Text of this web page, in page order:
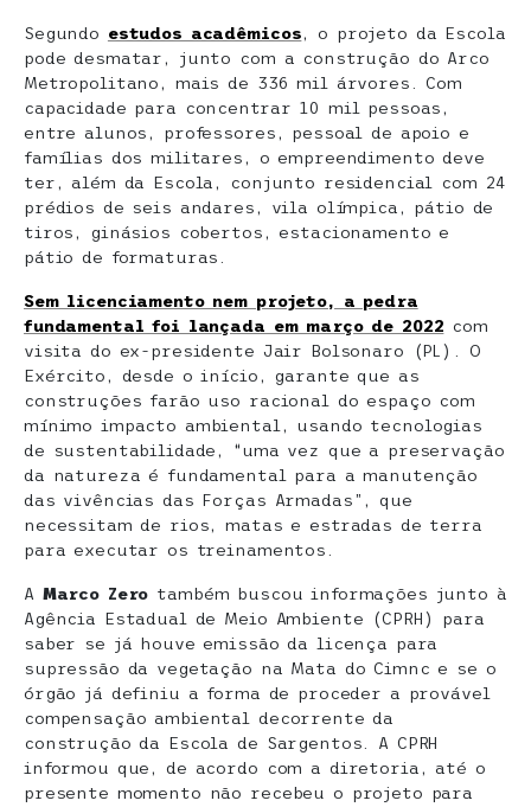
Segundo estudos acadêmicos, o projeto da Escola
pode desmatar, junto com a construção do Arco
Metropolitano, mais de 336 mil árvores. Com
capacidade para concentrar 10 mil pessoas,
entre alunos, professores, pessoal de apoio e
famílias dos militares, o empreendimento deve
ter, além da Escola, conjunto residencial com 24
prédios de seis andares, vila olímpica, pátio de
tiros, ginásios cobertos, estacionamento e
pátio de formaturas.
Sem licenciamento nem projeto, a pedra
fundamental foi lançada em março de 2022 com
visita do ex-presidente Jair Bolsonaro (PL). O
Exército, desde o início, garante que as
construções farão uso racional do espaço com
mínimo impacto ambiental, usando tecnologias
de sustentabilidade, “uma vez que a preservação
da natureza é fundamental para a manutenção
das vivências das Forças Armadas”, que
necessitam de rios, matas e estradas de terra
para executar os treinamentos.
A Marco Zero também buscou informações junto à
Agência Estadual de Meio Ambiente (CPRH) para
saber se já houve emissão da licença para
supressão da vegetação na Mata do Cimnc e se o
órgão já definiu a forma de proceder a provável
compensação ambiental decorrente da
construção da Escola de Sargentos. A CPRH
informou que, de acordo com a diretoria, até o
presente momento não recebeu o projeto para